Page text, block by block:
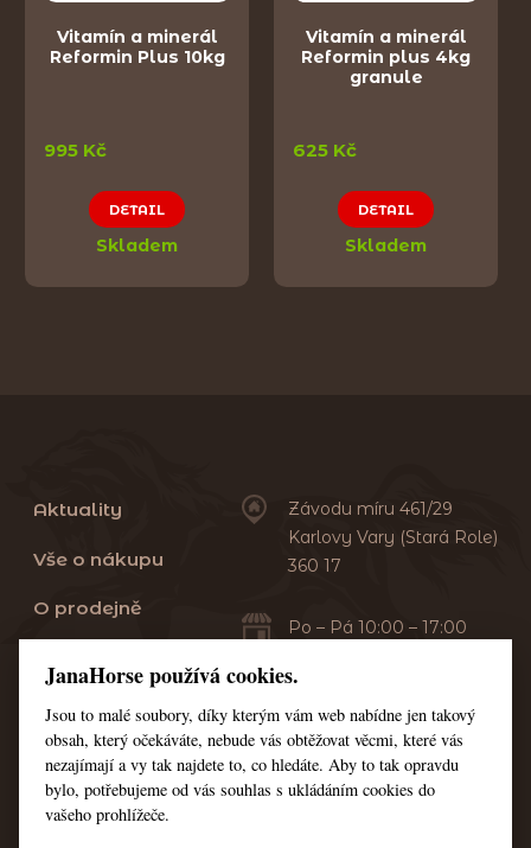
Vitamín a minerál
Reformin Plus 10kg
995 Kč
DETAIL
Skladem
Vitamín a minerál
Reformin plus 4kg
granule
625 Kč
DETAIL
Skladem
Aktuality
Vše o nákupu
O prodejně
Servis
Kontakt
Nastavení cookies
Závodu míru 461/29
Karlovy Vary (Stará Role)
360 17
Po – Pá 10:00 – 17:00
+420 353 549 410
+420 608 444 378
JanaHorse používá cookies.
Jsou to malé soubory, díky kterým vám web nabídne jen takový
obsah, který očekáváte, nebude vás obtěžovat věcmi, které vás
nezajímají a vy tak najdete to, co hledáte. Aby to tak opravdu
bylo, potřebujeme od vás souhlas s ukládáním cookies do
vašeho prohlížeče.